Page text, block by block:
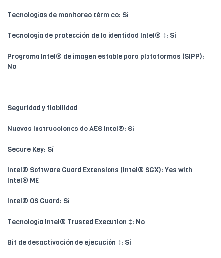
Tecnologías de monitoreo térmico: Sí
Tecnología de protección de la identidad Intel® ‡: Sí
Programa Intel® de imagen estable para plataformas (SIPP):
No
Seguridad y fiabilidad
Nuevas instrucciones de AES Intel®: Sí
Secure Key: Sí
Intel® Software Guard Extensions (Intel® SGX): Yes with
Intel® ME
Intel® OS Guard: Sí
Tecnología Intel® Trusted Execution ‡: No
Bit de desactivación de ejecución ‡: Sí